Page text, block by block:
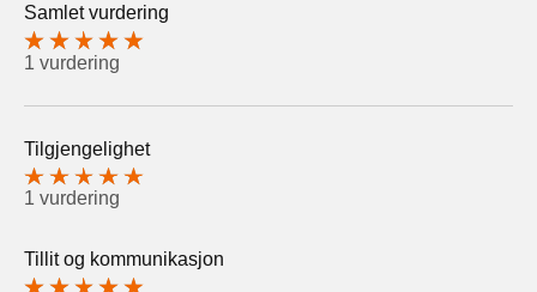
Samlet vurdering
1 vurdering
Tilgjengelighet
1 vurdering
Tillit og kommunikasjon